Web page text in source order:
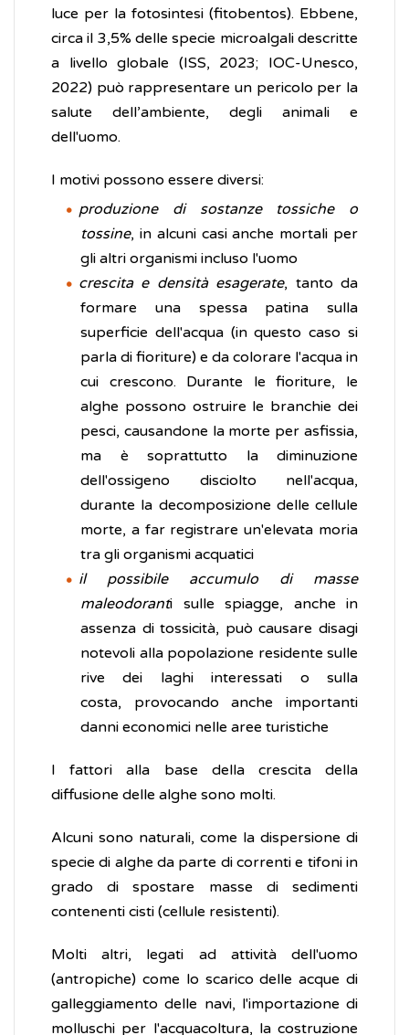
luce per la fotosintesi (fitobentos). Ebbene,
circa il 3,5% delle specie microalgali descritte
a livello globale (ISS, 2023; IOC-Unesco,
2022) può rappresentare un pericolo per la
salute dell’ambiente, degli animali e
dell'uomo.
I motivi possono essere diversi:
produzione di sostanze tossiche o
tossine, in alcuni casi anche mortali per
gli altri organismi incluso l'uomo
crescita e densità esagerate, tanto da
formare una spessa patina sulla
superficie dell'acqua (in questo caso si
parla di fioriture) e da colorare l'acqua in
cui crescono. Durante le fioriture, le
alghe possono ostruire le branchie dei
pesci, causandone la morte per asfissia,
ma è soprattutto la diminuzione
dell'ossigeno disciolto nell'acqua,
durante la decomposizione delle cellule
morte, a far registrare un'elevata moria
tra gli organismi acquatici
il possibile accumulo di masse
maleodoranti sulle spiagge, anche in
assenza di tossicità, può causare disagi
notevoli alla popolazione residente sulle
rive dei laghi interessati o sulla
costa, provocando anche importanti
danni economici nelle aree turistiche
I fattori alla base della crescita della
diffusione delle alghe sono molti.
Alcuni sono naturali, come la dispersione di
specie di alghe da parte di correnti e tifoni in
grado di spostare masse di sedimenti
contenenti cisti (cellule resistenti).
Molti altri, legati ad attività dell'uomo
(antropiche) come lo scarico delle acque di
galleggiamento delle navi, l'importazione di
molluschi per l'acquacoltura, la costruzione